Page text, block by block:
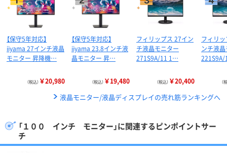
【保守5年対応】
iiyama 27インチ液晶
モニター 昇降機…
（税込） ￥20,980
【保守5年対応】
iiyama 23.8インチ液
晶モニター 昇…
（税込） ￥19,480
フィリップス 27イン
チ液晶モニター
271S9A/11 1…
（税込） ￥20,400
フィリ
ンチ液
（
液晶モニター/液晶ディスプレイの売れ筋ランキングへ
「１００ インチ モニター」に関連するピンポイントサー
チ